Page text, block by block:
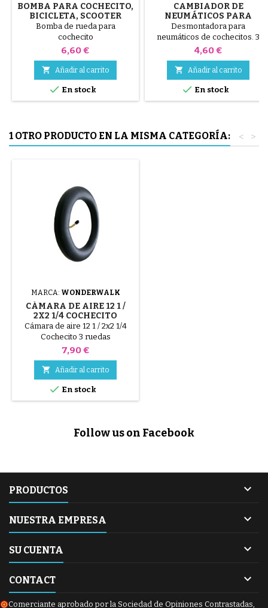
BOMBA PARA COCHECITO,
BICICLETA, SCOOTER
Bomba de rueda para
cochecito
Precio
6,60 €
 Añadir al carrito
 En stock
CAMBIADOR DE
NEUMÁTICOS PARA
COCHECITO COLOR
ALEATORIO 1 PAQUETE DE
3 PIEZAS
Desmontadora para
neumáticos de cochecitos. 3
piezas de plástico de alta
negro, rojo, verde, amarillo y
azul o 3 piezas de acero ( gris )
El neumático se monta a mano,
sin herramientas, para evitar
Precio
4,60 €
 Añadir al carrito
 En stock
1 OTRO PRODUCTO EN LA MISMA CATEGORÍA: >
<
MARCA: WONDERWALK
CÁMARA DE AIRE 12 1 /
2X2 1/4 COCHECITO
WONDERWALK
Cámara de aire 12 1 / 2x2 1/4
Cochecito 3 ruedas
Wonderwalk
Precio
7,90 €
 Añadir al carrito
 En stock
Follow us on Facebook
PRODUCTOS 
NUESTRA EMPRESA 
SU CUENTA 
CONTACT 
Comerciante aprobado por la Sociedad de Opiniones Contrastadas,